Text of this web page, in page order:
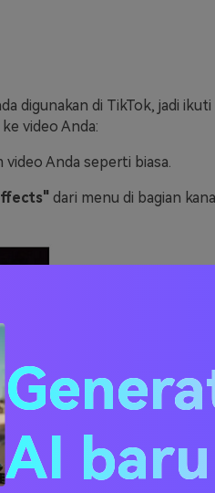
digunakan di TikTok, jadi
video Anda:
Anda seperti biasa.
dari menu di bagian
AI